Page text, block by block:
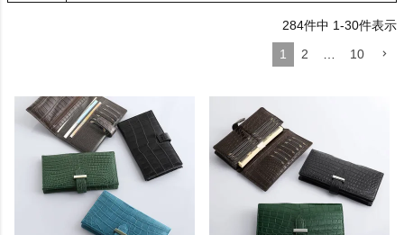
284件中 1-30件表示
1
2 10